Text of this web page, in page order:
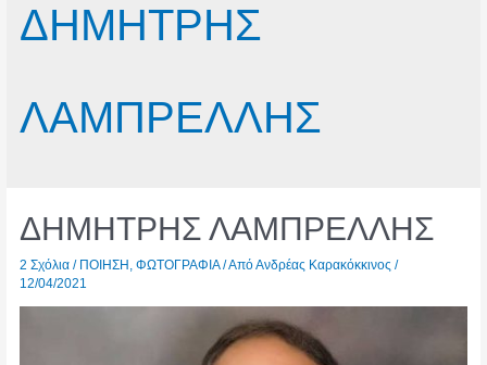
ΔΗΜΗΤΡΗΣ
ΛΑΜΠΡΕΛΛΗΣ
ΔΗΜΗΤΡΗΣ ΛΑΜΠΡΕΛΛΗΣ
2 Σχόλια / ΠΟΙΗΣΗ,ΦΩΤΟΓΡΑΦΙΑ/ ΑπόΑνδρέας Καρακόκκινος /
12/04/2021